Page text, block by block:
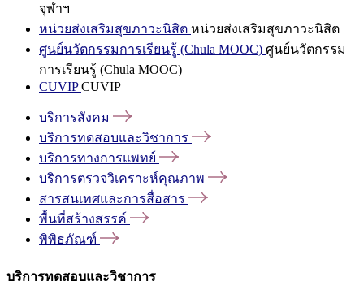
จุฬาฯ
หน่วยส่งเสริมสุขภาวะนิสิต หน่วยส่งเสริมสุขภาวะนิสิต
ศูนย์นวัตกรรมการเรียนรู้ (Chula MOOC) ศูนย์นวัตกรรม
การเรียนรู้ (Chula MOOC)
CUVIPCUVIP
บริการสังคม
บริการทดสอบและวิชาการ
บริการทางการแพทย์
บริการตรวจวิเคราะห์คุณภาพ
สารสนเทศและการสื่อสาร
พื้นที่สร้างสรรค์
พิพิธภัณฑ์
บริการทดสอบและวิชาการ